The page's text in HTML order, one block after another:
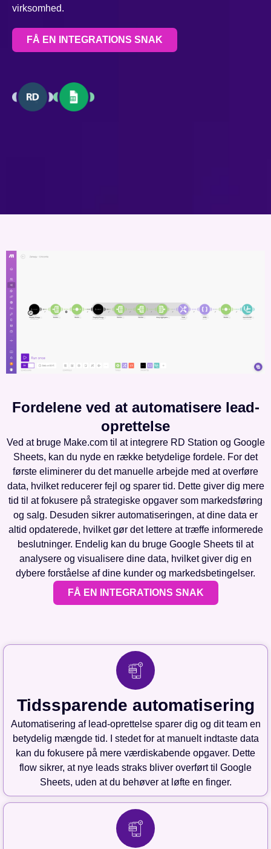
virksomhed.
FÅ EN INTEGRATIONS SNAK
Fordelene ved at automatisere lead-
oprettelse
Ved at bruge Make.com til at integrere RD Station og Google
Sheets, kan du nyde en række betydelige fordele. For det
første eliminerer du det manuelle arbejde med at overføre
data, hvilket reducerer fejl og sparer tid. Dette giver dig mere
tid til at fokusere på strategiske opgaver som markedsføring
og salg. Desuden sikrer automatiseringen, at dine data er
altid opdaterede, hvilket gør det lettere at træffe informerede
beslutninger. Endelig kan du bruge Google Sheets til at
analysere og visualisere dine data, hvilket giver dig en
dybere forståelse af dine kunder og markedsbetingelser.
FÅ EN INTEGRATIONS SNAK
Tidssparende automatisering
Automatisering af lead-oprettelse sparer dig og dit team en
betydelig mængde tid. I stedet for at manuelt indtaste data
kan du fokusere på mere værdiskabende opgaver. Dette
flow sikrer, at nye leads straks bliver overført til Google
Sheets, uden at du behøver at løfte en finger.